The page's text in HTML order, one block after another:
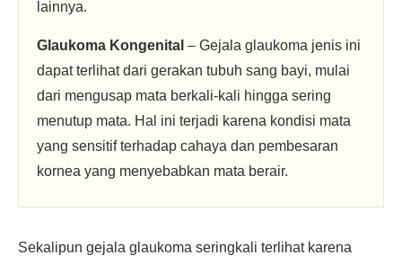
lainnya.
Glaukoma Kongenital – Gejala glaukoma jenis ini
dapat terlihat dari gerakan tubuh sang bayi, mulai
dari mengusap mata berkali-kali hingga sering
menutup mata. Hal ini terjadi karena kondisi mata
yang sensitif terhadap cahaya dan pembesaran
kornea yang menyebabkan mata berair.
Sekalipun gejala glaukoma seringkali terlihat karena